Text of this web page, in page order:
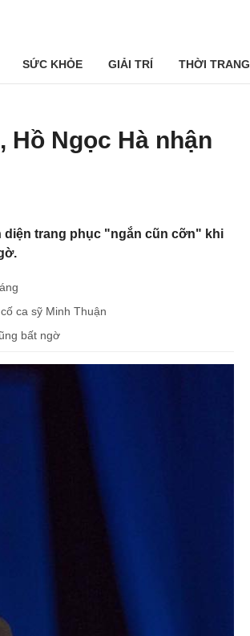
SỨC KHỎE GIẢI TRÍ THỜI TRANG
Hồ Ngọc Hà nhận
diện trang phục "ngắn cũn cỡn" khi
ca sỹ Minh Thuận
bất ngờ